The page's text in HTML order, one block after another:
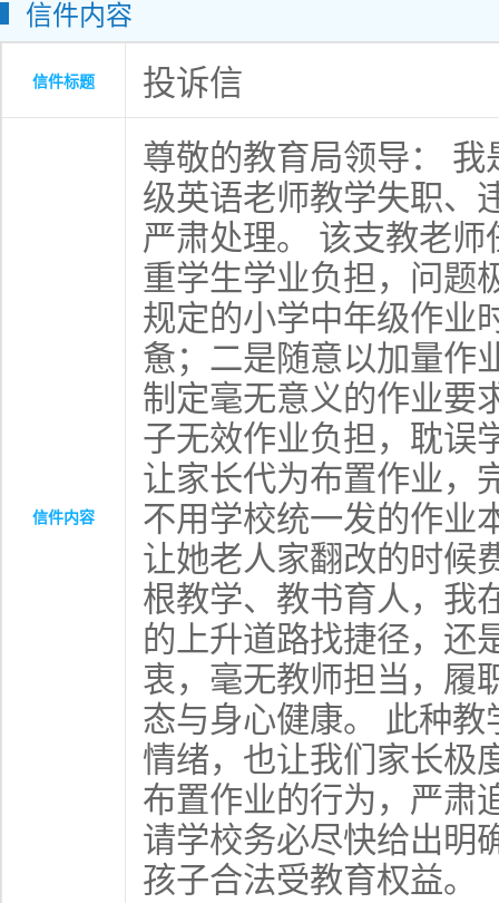
信件内容
信件标题 投诉信
信件内容
尊敬的教育局领导：
级英语老师教学失职、
严肃处理。
该支教老
重学生学业负担，问题
规定的小学中年级作业
惫； 二是随意以加量作
制定毫无意义的作业要
子无效作业负担， 耽误
让家长代为布置作业，
不用学校统一发的作业
让她老人家翻改的时候
根教学、教书育人，我
的上升道路找捷径，还
衷，毫无教师担当， 履
态与身心健康。 此种教
情绪， 也让我们家长极
布置作业的行为，严肃
请学校务必尽快给出明
孩子合法受教育权益。